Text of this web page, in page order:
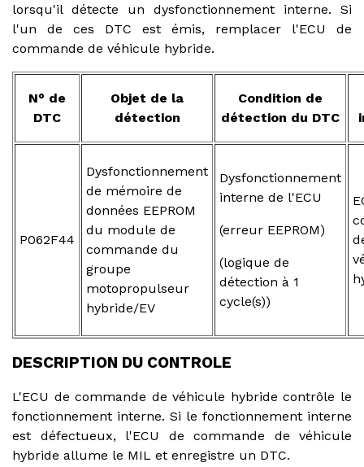
lorsqu'il détecte un dysfonctionnement interne. Si
l'un de ces DTC est émis, remplacer l'ECU de
commande de véhicule hybride.
N° de
DTC
Objet de la
détection
Condition de
détection du DTC
P062F44
Dysfonctionnement
de mémoire de
données EEPROM
du module de
commande du
groupe
motopropulseur
hybride/EV
Dysfonctionnement
interne de l'ECU
(erreur EEPROM)
(logique de
détection à 1
cycle(s))
DESCRIPTION DU CONTROLE
L'ECU de commande de véhicule hybride contrôle le
fonctionnement interne. Si le fonctionnement interne
est défectueux, l'ECU de commande de véhicule
hybride allume le MIL et enregistre un DTC.